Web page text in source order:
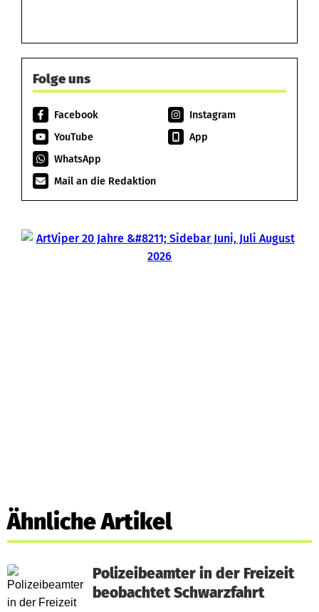
Folge uns
Facebook
Instagram
YouTube
App
WhatsApp
Mail an die Redaktion
Ähnliche Artikel
Polizeibeamter in der Freizeit
beobachtet Schwarzfahrt